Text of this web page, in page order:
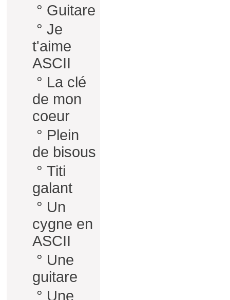
° Guitare
° Je
t'aime
ASCII
° La clé
de mon
coeur
° Plein
de bisous
° Titi
galant
° Un
cygne en
ASCII
° Une
guitare
° Une